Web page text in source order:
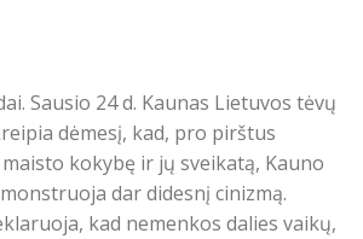
Sausio 24 d. Kaunas Lietuvos tėvų
dėmesį, kad, pro pirštus
kokybę ir jų sveikatą, Kauno
dar didesnį cinizmą.
kad nemenkos dalies vaikų,